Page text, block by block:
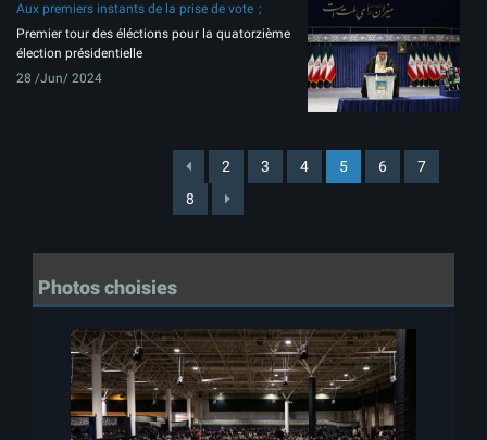
Aux premiers instants de la prise de vote
Premier tour des éléctions pour la quatorzième
élection présidentielle
28 /Jun/ 2024
2 3 4 5 6
7
8
Photos choisies